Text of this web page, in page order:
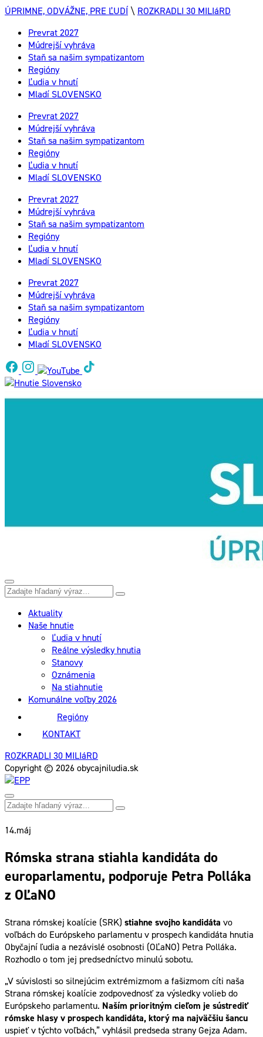
ÚPRIMNE, ODVÁŽNE, PRE ĽUDÍ \ ROZKRADLI 30 MILIáRD
Prevrat 2027
Múdrejší vyhráva
Staň sa našim sympatizantom
Regióny
Ľudia v hnutí
Mladí SLOVENSKO
Prevrat 2027
Múdrejší vyhráva
Staň sa našim sympatizantom
Regióny
Ľudia v hnutí
Mladí SLOVENSKO
Prevrat 2027
Múdrejší vyhráva
Staň sa našim sympatizantom
Regióny
Ľudia v hnutí
Mladí SLOVENSKO
Prevrat 2027
Múdrejší vyhráva
Staň sa našim sympatizantom
Regióny
Ľudia v hnutí
Mladí SLOVENSKO
Aktuality
Naše hnutie
Ľudia v hnutí
Reálne výsledky hnutia
Stanovy
Oznámenia
Na stiahnutie
Komunálne voľby 2026
Regióny
KONTAKT
ROZKRADLI 30 MILIáRD
Copyright © 2026 obycajniludia.sk
14.máj
Rómska strana stiahla kandidáta do
europarlamentu, podporuje Petra Polláka
z OĽaNO
Strana rómskej koalície (SRK) stiahne svojho kandidáta vo
voľbách do Európskeho parlamentu v prospech kandidáta hnutia
Obyčajní ľudia a nezávislé osobnosti (OĽaNO) Petra Polláka.
Rozhodlo o tom jej predsedníctvo minulú sobotu.
„V súvislosti so silnejúcim extrémizmom a fašizmom cíti naša
Strana rómskej koalície zodpovednosť za výsledky volieb do
Európskeho parlamentu. Naším prioritným cieľom je sústrediť
rómske hlasy v prospech kandidáta, ktorý ma najväčšiu šancu
uspieť v týchto voľbách,” vyhlásil predseda strany Gejza Adam.